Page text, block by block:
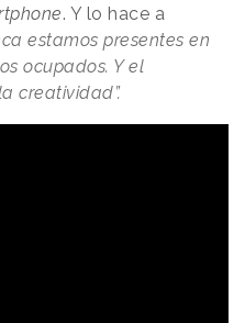
. Y lo hace a
estamos presentes en
ocupados. Y el
creatividad”.